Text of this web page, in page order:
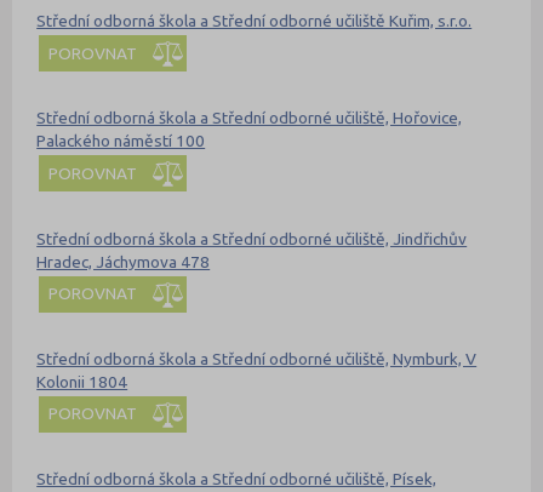
Střední odborná škola a Střední odborné učiliště Kuřim, s.r.o.
POROVNAT
Střední odborná škola a Střední odborné učiliště, Hořovice,
Palackého náměstí 100
POROVNAT
Střední odborná škola a Střední odborné učiliště, Jindřichův
Hradec, Jáchymova 478
POROVNAT
Střední odborná škola a Střední odborné učiliště, Nymburk, V
Kolonii 1804
POROVNAT
Střední odborná škola a Střední odborné učiliště, Písek,